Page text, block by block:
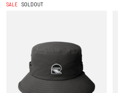
SALE SOLDOUT